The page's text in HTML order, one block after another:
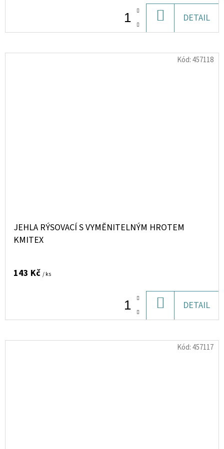
KOŠÍKU
DETAIL
JEHLA RÝSOVACÍ S VYMĚNITELNÝM HROTEM
KMITEX
143 Kč / ks
KOŠÍKU
DETAIL
Kód:457118
Kód:457117